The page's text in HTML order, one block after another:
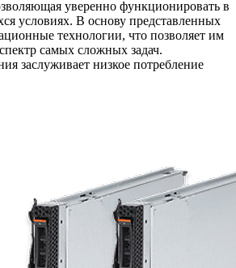
уверенно функционировать в
условиях. В основу представленных
технологии, что позволяет им
самых сложных задач.
заслуживает низкое потребление